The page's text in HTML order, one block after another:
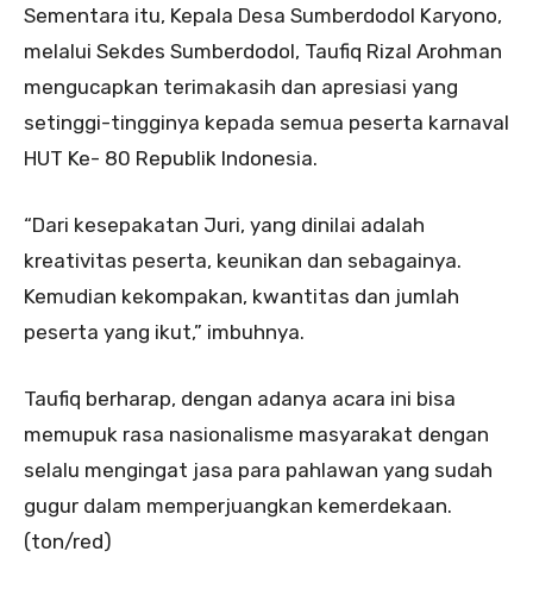
Sementara itu, Kepala Desa Sumberdodol Karyono,
melalui Sekdes Sumberdodol, Taufiq Rizal Arohman
mengucapkan terimakasih dan apresiasi yang
setinggi-tingginya kepada semua peserta karnaval
HUT Ke- 80 Republik Indonesia.
“Dari kesepakatan Juri, yang dinilai adalah
kreativitas peserta, keunikan dan sebagainya.
Kemudian kekompakan, kwantitas dan jumlah
peserta yang ikut,” imbuhnya.
Taufiq berharap, dengan adanya acara ini bisa
memupuk rasa nasionalisme masyarakat dengan
selalu mengingat jasa para pahlawan yang sudah
gugur dalam memperjuangkan kemerdekaan.
(ton/red)